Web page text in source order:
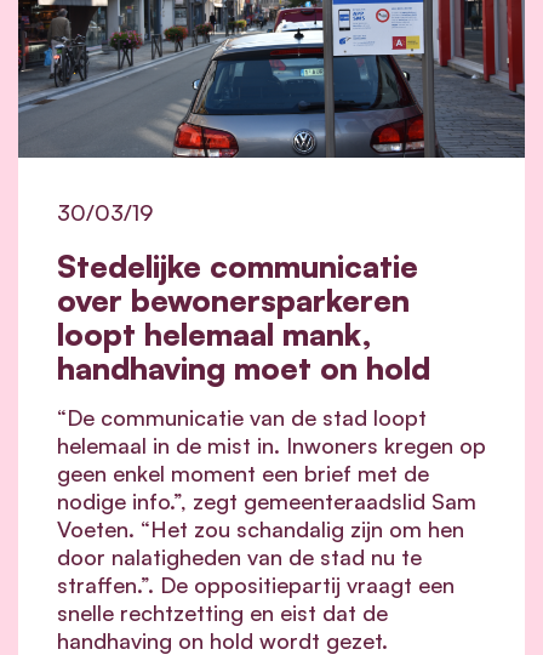
Stedelijke communicatie
over bewonersparkeren
loopt helemaal mank,
handhaving moet on hold
30/03/19
“De communicatie van de stad loopt
helemaal in de mist in. Inwoners kregen op
geen enkel moment een brief met de
nodige info.”, zegt gemeenteraadslid Sam
Voeten. “Het zou schandalig zijn om hen
door nalatigheden van de stad nu te
straffen.”. De oppositiepartij vraagt een
snelle rechtzetting en eist dat de
handhaving on hold wordt gezet.